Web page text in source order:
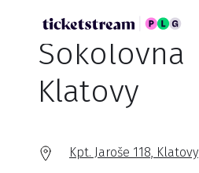
Sokolovna
Klatovy
Kpt. Jaroše 118, Klatovy